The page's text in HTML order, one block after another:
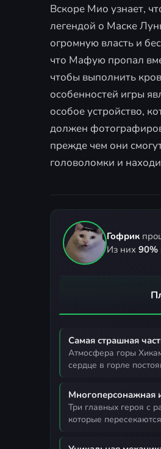
Вскоре Мио узнает,
легендой о Маске
огромную власть и
что Мафую пропал
чтобы выполнить
особенностей игры
особое устройство,
должен
прежде чем они
головоломки и
Гофрик
Из них 90%
Самая страшная
атмосфера горы Хиками давит с первой главы -
сердце в горле
Многоперсонажная
три главных героя с разными сюжетными линиями,
которые пересекаются